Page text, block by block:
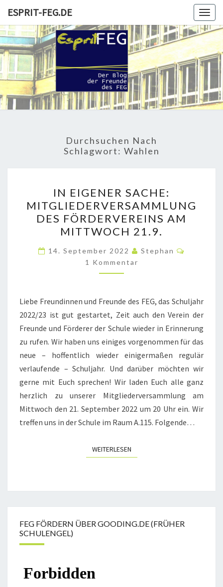
content
ESPRIT-FEG.DE
ESPRIT-
FEG.DE
Der Blog
Der
Freunde
Und
Förderer
Durchsuchen Nach
Schlagwort: Wahlen
EIGENER
SACHE:
DES
FÖRDERVEREINS
AM
MITTWOCH
IN EIGENER SACHE:
MITGLIEDERVERSAMMLUNG
DES FÖRDERVEREINS AM
MITTWOCH 21.9.
14. September 2022 Stephan
1 Kommentar
Liebe Freundinnen und Freunde des FEG, das Schuljahr
2022/23 ist gut gestartet, Zeit auch den Verein der
Freunde und Förderer der Schule wieder in Erinnerung
zu rufen. Wir haben uns einiges vorgenommen für das
neue – hoffentlich wieder einigermaßen regulär
verlaufende – Schuljahr. Und darüber möchten wir
gerne mit Euch sprechen! Wir laden Euch alle ganz
herzlich zu unserer Mitgliederversammlung am
Mittwoch den 21. September 2022 um 20 Uhr ein. Wir
treffen uns in der Schule im Raum A.115. Folgende…
WEITERLESENWEITERLESEN
FEG FÖRDERN ÜBER GOODING.DE (FRÜHER
SCHULENGEL)